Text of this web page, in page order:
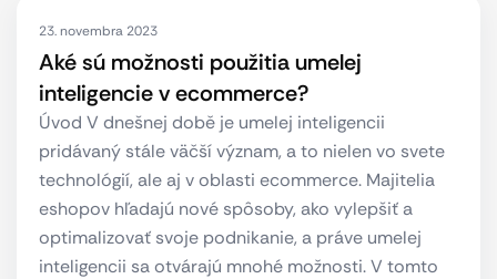
23. novembra 2023
Aké sú možnosti použitia umelej
inteligencie v ecommerce?
Úvod V dnešnej době je umelej inteligencii
pridávaný stále väčší význam, a to nielen vo svete
technológií, ale aj v oblasti ecommerce. Majitelia
eshopov hľadajú nové spôsoby, ako vylepšiť a
optimalizovať svoje podnikanie, a práve umelej
inteligencii sa otvárajú mnohé možnosti. V tomto